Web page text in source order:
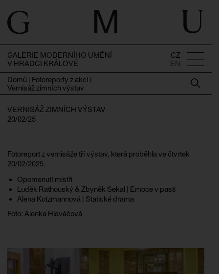
GALERIE MODERNÍHO UMĚNÍ
V HRADCI KRÁLOVÉ
CZ
EN
Domů | Fotoreporty z akcí |
Vernisáž zimních výstav
VERNISÁŽ ZIMNÍCH VÝSTAV
20/02/25
Fotoreport z vernisáže tří výstav, která proběhla ve čtvrtek
20/02/2025.
Opomenutí mistři
Luděk Rathouský & Zbyněk Sekal | Emoce v pasti
Alena Kotzmannová | Statické drama
Foto: Alenka Hlaváčová